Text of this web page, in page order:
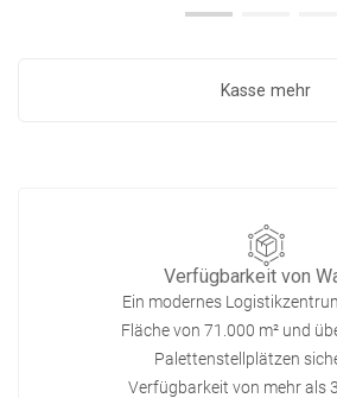
Kasse mehr
Verfügbarkeit von
Ein modernes
Fläche von 71.000 m² und
Palettenstellplätzen
Verfügbarkeit von mehr als